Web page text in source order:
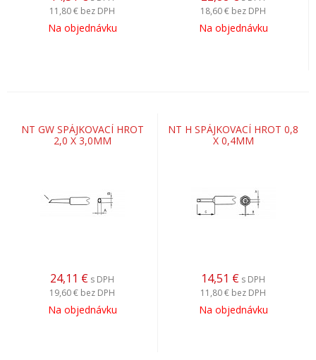
11,80 € bez DPH
Na objednávku
18,60 € bez DPH
Na objednávku
NT GW SPÁJKOVACÍ HROT
2,0 X 3,0MM
24,11 € s DPH
19,60 € bez DPH
Na objednávku
NT H SPÁJKOVACÍ HROT 0,8
X 0,4MM
14,51 € s DPH
11,80 € bez DPH
Na objednávku